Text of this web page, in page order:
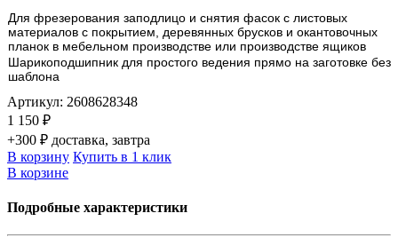
Для фрезерования заподлицо и снятия фасок с листовых
материалов с покрытием, деревянных брусков и окантовочных
планок в мебельном производстве или производстве ящиков
Шарикоподшипник для простого ведения прямо на заготовке без
шаблона
Артикул: 2608628348
1 150 ₽
+300 ₽ доставка, завтра
В корзину Купить в 1 клик
В корзине
Подробные характеристики